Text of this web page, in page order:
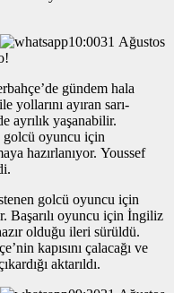
10:0031 Ağustos
gündem hala
ayıran sarı-
ayrılık yaşanabilir.
golcü oyuncu için
hazırlanıyor. Youssef
golcü oyuncu için
Başarılı oyuncu için İngiliz
olduğu ileri sürüldü.
kapısını çalacağı ve
aktarıldı.